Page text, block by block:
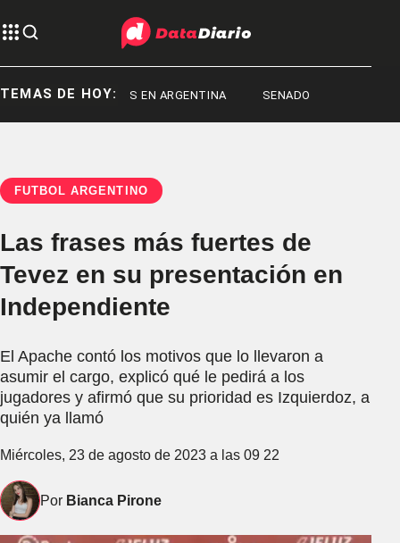
TEMAS DE HOY:
RECITALES EN ARGENTINA SENADO
FÚTBOL ARGENTINO
Las frases más fuertes de
Tevez en su presentación en
Independiente
El Apache contó los motivos que lo llevaron a
asumir el cargo, explicó qué le pedirá a los
jugadores y afirmó que su prioridad es Izquierdoz, a
quién ya llamó
Miércoles, 23 de agosto de 2023 a las 09 22
Por Bianca Pirone